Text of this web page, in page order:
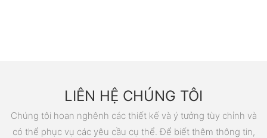
LIÊN HỆ CHÚNG TÔI
Chúng tôi hoan nghênh các thiết kế và ý tưởng tùy chỉnh và
có thể phục vụ các yêu cầu cụ thể. Để biết thêm thông tin,